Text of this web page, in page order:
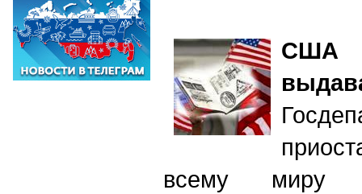
США
всему миру